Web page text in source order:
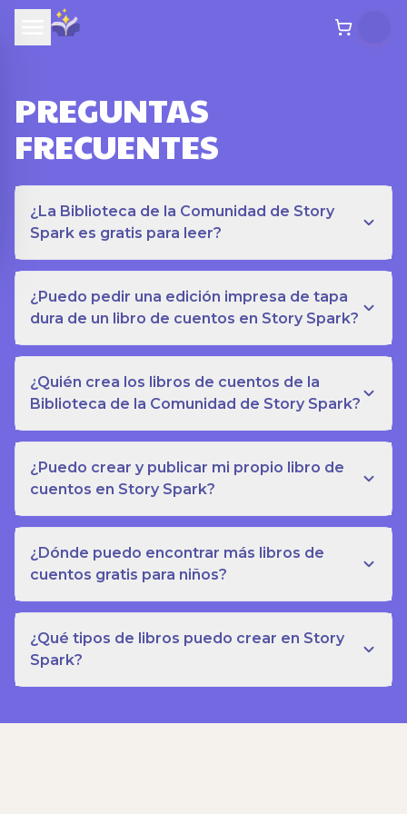
PREGUNTAS
FRECUENTES
¿La Biblioteca de la Comunidad de Story
Spark es gratis para leer?
¿Puedo pedir una edición impresa de tapa
dura de un libro de cuentos en Story Spark?
¿Quién crea los libros de cuentos de la
Biblioteca de la Comunidad de Story Spark?
¿Puedo crear y publicar mi propio libro de
cuentos en Story Spark?
¿Dónde puedo encontrar más libros de
cuentos gratis para niños?
¿Qué tipos de libros puedo crear en Story
Spark?